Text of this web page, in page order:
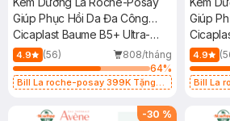
Giúp Phục Hồi Da Đa Công
Dụng 40ml
Cicaplast Baume B5+ Ultra-
Repairing Soothing Balm
4.9 (56)
808/tháng
64%
Bill La roche-posay 399K Tặng
(SL có hạn)
Giúp
Dụng
4.9
Bill La
(SL có
-30 %